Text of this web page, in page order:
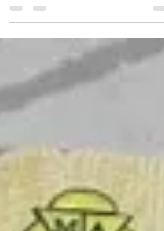
días. Cada uno de nosotros puede hacer la...